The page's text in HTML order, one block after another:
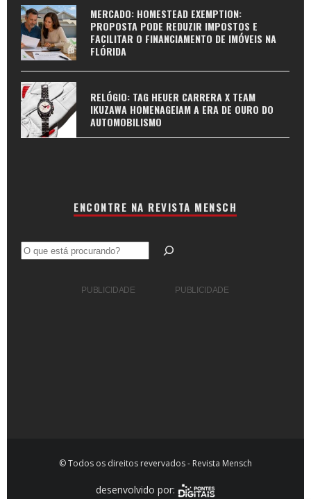
MERCADO: HOMESTEAD EXEMPTION:
PROPOSTA PODE REDUZIR IMPOSTOS E
FACILITAR O FINANCIAMENTO DE IMÓVEIS NA
FLÓRIDA
RELÓGIO: TAG HEUER CARRERA X TEAM
IKUZAWA HOMENAGEIAM A ERA DE OURO DO
AUTOMOBILISMO
ENCONTRE NA REVISTA MENSCH
Pesquisar
PUBLICIDADE PUBLICIDADE
© Todos os direitos revervados - Revista Mensch
desenvolvido por: